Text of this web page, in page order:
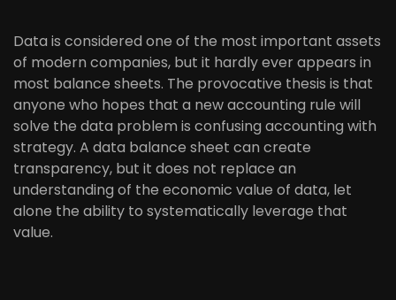
Data is considered one of the most important assets
of modern companies, but it hardly ever appears in
most balance sheets. The provocative thesis is that
anyone who hopes that a new accounting rule will
solve the data problem is confusing accounting with
strategy. A data balance sheet can create
transparency, but it does not replace an
understanding of the economic value of data, let
alone the ability to systematically leverage that
value.